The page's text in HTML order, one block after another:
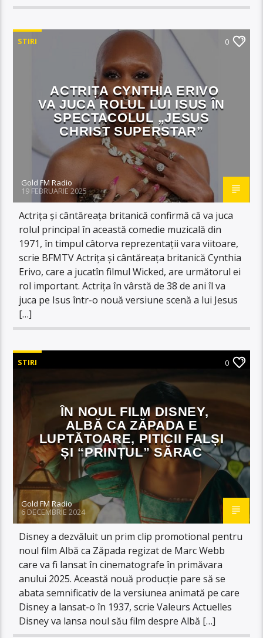
STIRI 0
ACTRIȚA CYNTHIA ERIVO
VA JUCA ROLUL LUI ISUS ÎN
SPECTACOLUL „JESUS
CHRIST SUPERSTAR”
Gold FM Radio
19 FEBRUARIE 2025
Actrița și cântăreața britanică confirmă că va juca
rolul principal în această comedie muzicală din
1971, în timpul câtorva reprezentații vara viitoare,
scrie BFMTV Actrița și cântăreața britanică Cynthia
Erivo, care a jucatîn filmul Wicked, are următorul ei
rol important. Actrița în vârstă de 38 de ani îl va
juca pe Isus într-o nouă versiune scenă a lui Jesus
[…]
STIRI 0
ÎN NOUL FILM DISNEY,
ALBĂ CA ZĂPADA E
LUPTĂTOARE, PITICII FALȘI
ȘI “PRINȚUL” SĂRAC
Gold FM Radio
6 DECEMBRIE 2024
Disney a dezvăluit un prim clip promotional pentru
noul film Albă ca Zăpada regizat de Marc Webb
care va fi lansat în cinematografe în primăvara
anului 2025. Această nouă producție pare să se
abata semnificativ de la versiunea animată pe care
Disney a lansat-o în 1937, scrie Valeurs Actuelles
Disney va lansa noul său film despre Albă […]